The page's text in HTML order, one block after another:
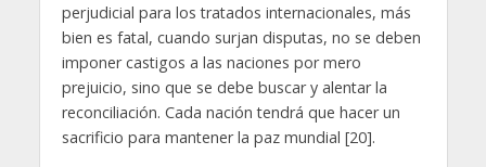
perjudicial para los tratados internacionales, más
bien es fatal, cuando surjan disputas, no se deben
imponer castigos a las naciones por mero
prejuicio, sino que se debe buscar y alentar la
reconciliación. Cada nación tendrá que hacer un
sacrificio para mantener la paz mundial [20].